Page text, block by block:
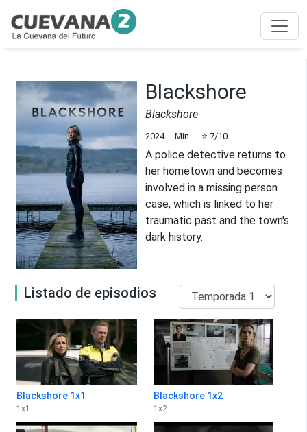
Blackshore
Blackshore
2024 Min. ⭐ 7/10
A police detective returns to
her hometown and becomes
involved in a missing person
case, which is linked to her
traumatic past and the town's
dark history.
Listado de episodios
Blackshore 1x1
1 x1
Blackshore 1x2
1 x2